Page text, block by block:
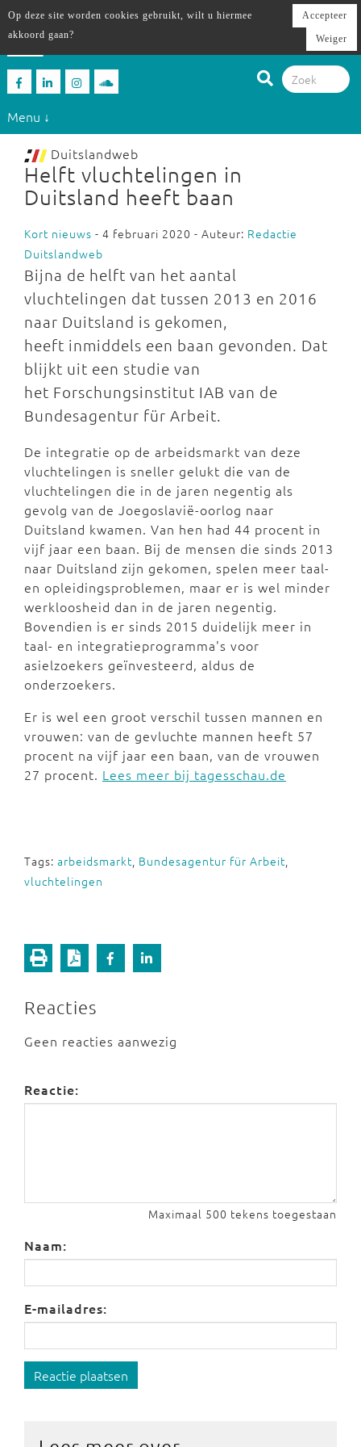
Menu ↓
Duitslandweb
Helft vluchtelingen in
Duitsland heeft baan
Kort nieuws - 4 februari 2020 - Auteur: Redactie
Duitslandweb
Bijna de helft van het aantal
vluchtelingen dat tussen 2013 en 2016
naar Duitsland is gekomen,
heeft inmiddels een baan gevonden. Dat
blijkt uit een studie van
het Forschungsinstitut IAB van de
Bundesagentur für Arbeit.
De integratie op de arbeidsmarkt van deze
vluchtelingen is sneller gelukt die van de
vluchtelingen die in de jaren negentig als
gevolg van de Joegoslavië-oorlog naar
Duitsland kwamen. Van hen had 44 procent in
vijf jaar een baan. Bij de mensen die sinds 2013
naar Duitsland zijn gekomen, spelen meer taal-
en opleidingsproblemen, maar er is wel minder
werkloosheid dan in de jaren negentig.
Bovendien is er sinds 2015 duidelijk meer in
taal- en integratieprogramma's voor
asielzoekers geïnvesteerd, aldus de
onderzoekers.
Er is wel een groot verschil tussen mannen en
vrouwen: van de gevluchte mannen heeft 57
procent na vijf jaar een baan, van de vrouwen
27 procent. Lees meer bij tagesschau.de
Tags: arbeidsmarkt, Bundesagentur für Arbeit,
vluchtelingen
Reacties
Geen reacties aanwezig
Reactie:
Maximaal 500 tekens toegestaan
Naam:
E-mailadres:
Reactie plaatsen
Op deze site worden cookies gebruikt, wilt u hiermee
akkoord gaan?
Accepteer
Weiger